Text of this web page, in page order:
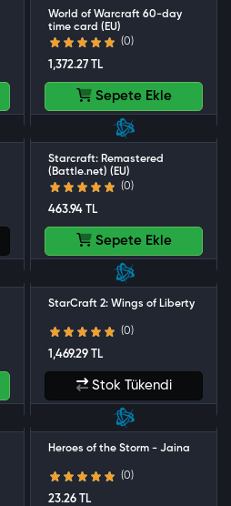
World of Warcraft 60-day
time card (EU)
(0)
1,372.27 TL
Sepete Ekle
Starcraft: Remastered
(Battle.net) (EU)
(0)
463.94 TL
Sepete Ekle
StarCraft 2: Wings of Liberty
(0)
1,469.29 TL
Stok Tükendi
Heroes of the Storm - Jaina
(0)
23.26 TL